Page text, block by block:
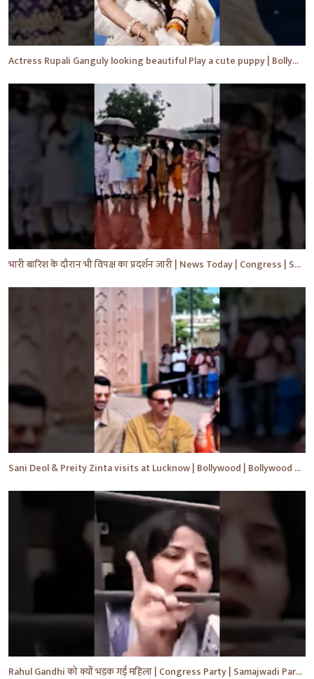
Actress Rupali Ganguly looking beautiful Play a cute puppy | Bollywood | Bollywood News #shorts #yt
भारी बारिश के दौरान भी विपक्ष का प्रदर्शन जारी | News Today | Congress | Samajwadi | #shorts #yt
Sani Deol & Preity Zinta visits at Lucknow | Bollywood | Bollywood News | #bollywood #shorts #yt
Rahul Gandhi को क्यों भड़क गई महिला | Congress Party | Samajwadi Party | #shorts #ytshorts #yt